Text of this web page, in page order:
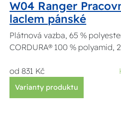
W04 Ranger
laclem pánské
Plátnová vazba, 65 %
CORDURA® 100 % polyamid,
od 831 Kč
Varianty produktu